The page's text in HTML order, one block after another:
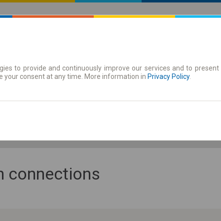
| Tickets Season tickets
connections
to provide and continuously improve our services and to
your consent at any time. More information in Privacy Policy.